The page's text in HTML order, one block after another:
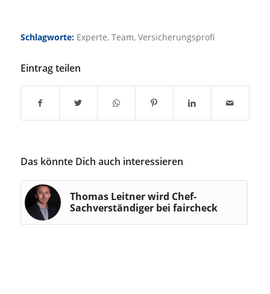
Schlagworte: Experte, Team, Versicherungsprofi
Eintrag teilen
Das könnte Dich auch interessieren
Thomas Leitner wird Chef-
Sachverständiger bei faircheck